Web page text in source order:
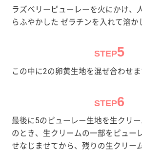
ラズベリーピューレーを火にかけ、
らふやかした ゼラチンを入れて溶か
STEP5
この中に2の卵黄生地を混ぜ合わせま
STEP6
最後に5のピューレー生地を生クリ
のとき、生クリームの一部をピュー
せなじませてから、残りの生クリー